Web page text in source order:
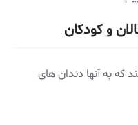
و کودکان
۳۲ دندان هستند که به آنها دندان های